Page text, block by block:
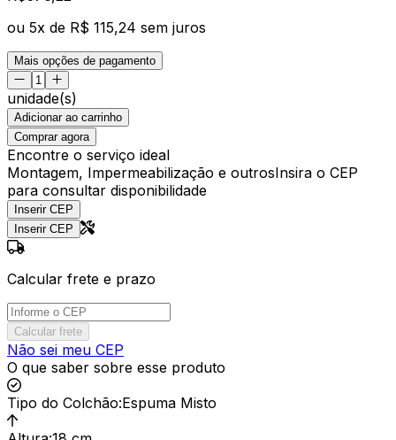
ou 5x de R$ 115,24 sem juros
Mais opções de pagamento
unidade(s)
Adicionar ao carrinho
Comprar agora
Encontre o serviço ideal
Montagem, Impermeabilização e outrosInsira o CEP
para consultar disponibilidade
Inserir CEP
Inserir CEP
Calcular frete e prazo
Calcular frete
Não sei meu CEP
O que saber sobre esse produto
Tipo do Colchão:Espuma Misto